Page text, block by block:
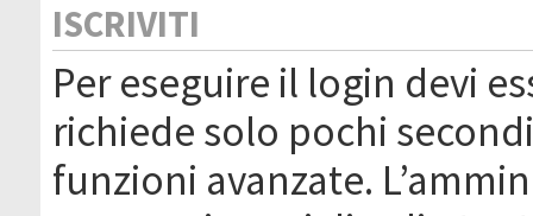
ISCRIVITI
Per eseguire il login devi
richiede solo pochi
funzioni avanzate.